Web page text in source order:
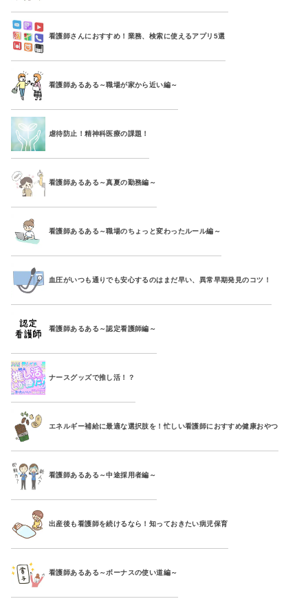
看護師さんにおすすめ！業務、検索に使えるアプリ5選
看護師あるある～職場が家から近い編～
虐待防止！精神科医療の課題！
看護師あるある～真夏の勤務編～
看護師あるある～職場のちょっと変わったルール編～
血圧がいつも通りでも安心するのはまだ早い、異常早期発見のコツ！
看護師あるある～認定看護師編～
ナースグッズで推し活！？
エネルギー補給に最適な選択肢を！忙しい看護師におすすめ健康おやつ
看護師あるある～中途採用者編～
出産後も看護師を続けるなら！知っておきたい病児保育
看護師あるある～ボーナスの使い道編～